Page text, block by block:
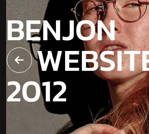
BENJON
2012